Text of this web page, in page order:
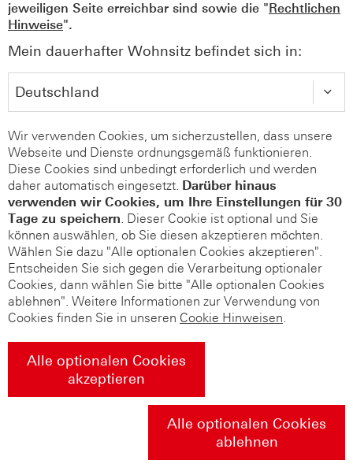
jeweiligen Seite erreichbar sind sowie die "Rechtlichen
Hinweise".
Mein dauerhafter Wohnsitz befindet sich in:
Wir verwenden Cookies, um sicherzustellen, dass unsere
Webseite und Dienste ordnungsgemäß funktionieren.
Diese Cookies sind unbedingt erforderlich und werden
daher automatisch eingesetzt. Darüber hinaus
verwenden wir Cookies, um Ihre Einstellungen für 30
Tage zu speichern. Dieser Cookie ist optional und Sie
können auswählen, ob Sie diesen akzeptieren möchten.
Wählen Sie dazu "Alle optionalen Cookies akzeptieren".
Entscheiden Sie sich gegen die Verarbeitung optionaler
Cookies, dann wählen Sie bitte "Alle optionalen Cookies
ablehnen". Weitere Informationen zur Verwendung von
Cookies finden Sie in unseren Cookie Hinweisen.
Alle optionalen Cookies
akzeptieren
Alle optionalen Cookies
ablehnen